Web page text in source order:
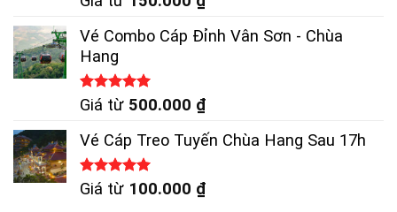
Vé Combo Cáp Đỉnh Vân Sơn - Chùa
Hang
Được xếp
Giá từ 500.000 ₫
Vé Cáp Treo Tuyến Chùa Hang Sau 17h
Được xếp
Giá từ 100.000 ₫